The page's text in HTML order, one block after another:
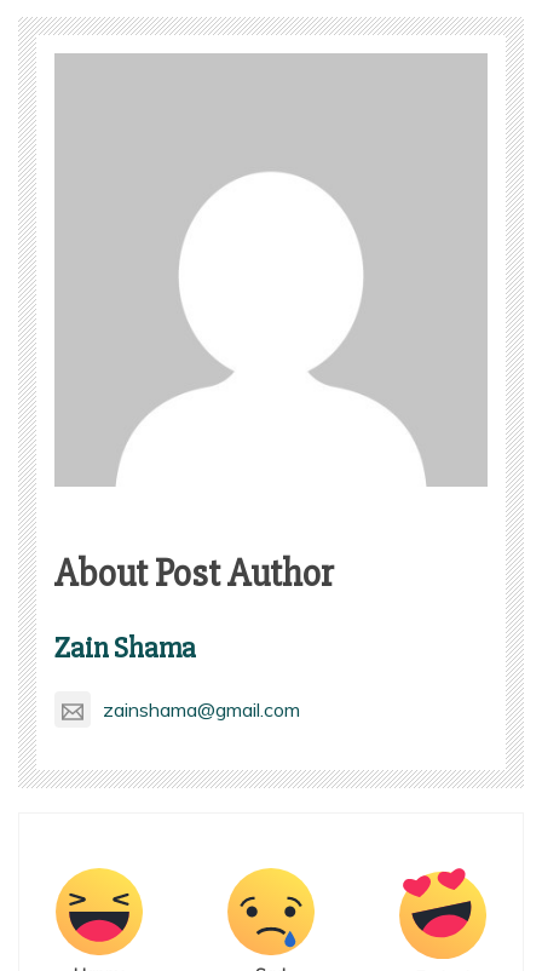
About Post Author
Zain Shama
zainshama@gmail.com